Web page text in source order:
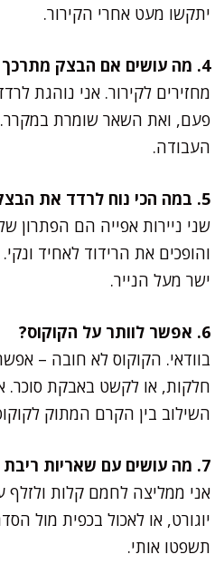
יתקשו מעט אחרי הקירור.
4. מה עושים אם הבצק מתרכך בזמן הרידוד?
מחזירים לקירור. אני נוהגת
פעם, ואת השאר שומרת במקרר.
העבודה.
5. במה הכי נוח לרדד את הבצק?
שני ניירות אפייה הם הפתרון
והופכים את הרידוד לאחיד
ישר מעל הנייר.
6. אפשר לוותר על הקוקוס?
בוודאי. הקוקוס לא חובה –
חלקות, או לקשט באבקת סוכר.
השילוב בין הקרם המתוק
7. מה עושים עם שאריות ריבת חלב?
אני ממליצה לחמם קלות ולזלף
יוגורט, או לאכול בכפית מול
תשפטו אותי.